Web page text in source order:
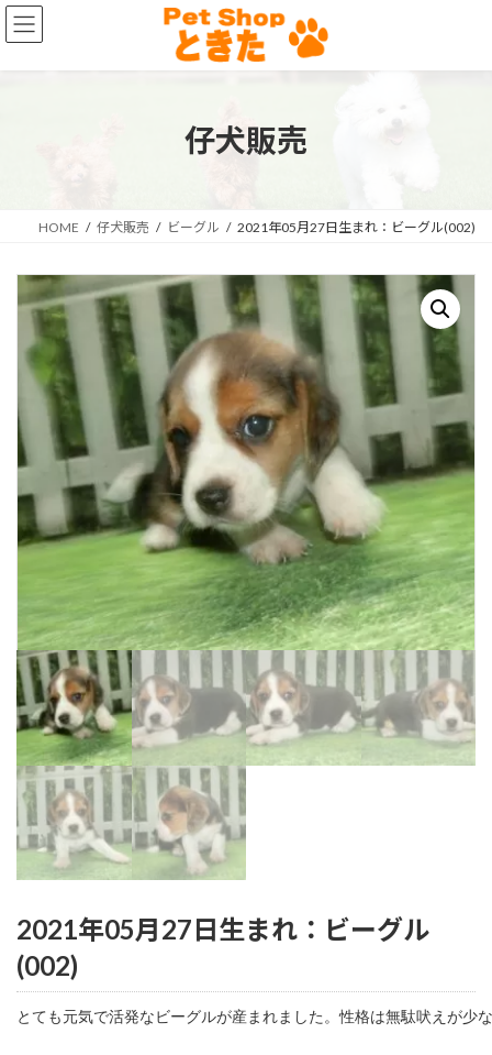
コ
ン
ン
ナ
ビ
ー
仔犬販売
HOME 仔犬販売 ビーグル 2021年05月27日生まれ：ビーグル(002)
2021年05月27日生まれ：ビーグル
(002)
とても元気で活発なビーグルが産まれました。性格は無駄吠えが少